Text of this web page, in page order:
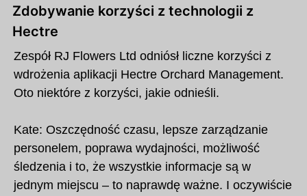
Zdobywanie korzyści z technologii z
Hectre
Zespół RJ Flowers Ltd odniósł liczne korzyści z
wdrożenia aplikacji Hectre Orchard Management.
Oto niektóre z korzyści, jakie odnieśli.
Kate: Oszczędność czasu, lepsze zarządzanie
personelem, poprawa wydajności, możliwość
śledzenia i to, że wszystkie informacje są w
jednym miejscu – to naprawdę ważne. I oczywiście